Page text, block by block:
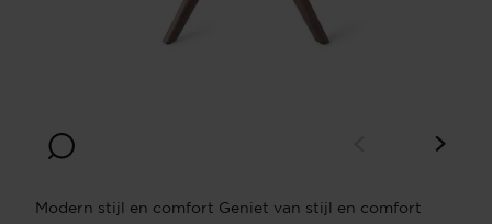
Modern stijl en comfort Geniet van stijl en comfort